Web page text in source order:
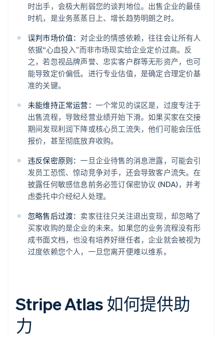
时出手，会极大削弱您的谈判地位。出售企业的最佳
时机，是业务蒸蒸日上、增长趋势明朗之时。
误判市场价值： 对企业的情感依赖，往往会让所有人
依据“心血投入”而非市场现实给企业定价过高。反
之，若忽视品牌声誉、忠实客户群等无形资产，也可
能导致定价偏低。进行专业估值，是确定合理定价基
准的关键。
未能维持正常运营： 一个常见的误区是，过度专注于
出售流程，导致经营业绩开始下滑。如果买家在交接
期间发现利润下降或核心员工流失，他们可能会压低
报价，甚至彻底放弃收购。
违反保密原则：一旦企业待售的消息泄露，可能会引
发员工恐慌、惊动竞争对手，还会导致客户流失。在
披露任何敏感信息前务必签订保密协议 (NDA)，并考
虑委托中介经纪人处理。
忽略售后过渡： 卖家往往只关注退出变现，却忽略了
买家收购的是企业的未来。如果您的业务流程没有形
成书面文档，也没有培养好继任者，企业就会被视为
过度依赖您个人，一旦您离开便难以维系。
Stripe Atlas 如何提供助
力